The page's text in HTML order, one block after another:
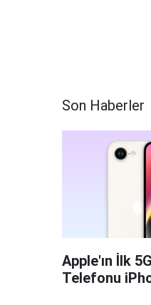
Son Haberler
Apple'ın İlk
Telefonu